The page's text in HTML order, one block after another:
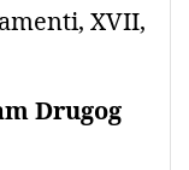
XVII,
Drugog